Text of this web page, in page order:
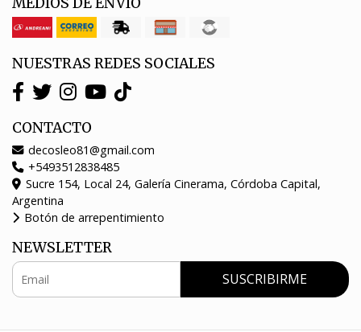
NUESTRAS REDES SOCIALES
CONTACTO
decosleo81@gmail.com
+5493512838485
Sucre 154, Local 24, Galería Cinerama, Córdoba Capital,
Argentina
Botón de arrepentimiento
NEWSLETTER
SUSCRIBIRME